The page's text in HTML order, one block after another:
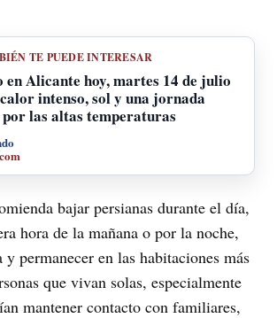
TE PUEDE INTERESAR
en Alicante hoy, martes 14 de julio
intenso, sol y una jornada
las altas temperaturas
bajar persianas durante el día,
hora de la mañana o por la noche,
permanecer en las habitaciones más
que vivan solas, especialmente
mantener contacto con familiares,